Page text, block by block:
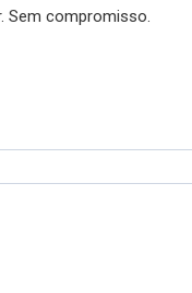
Sem compromisso.